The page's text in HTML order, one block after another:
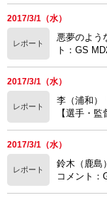
2017/3/1（水）
レポート
悪夢のよう
ト：GS
2017/3/1（水）
レポート
李（浦和）
【選手・
2017/3/1（水）
レポート
鈴木（鹿島
コメント：